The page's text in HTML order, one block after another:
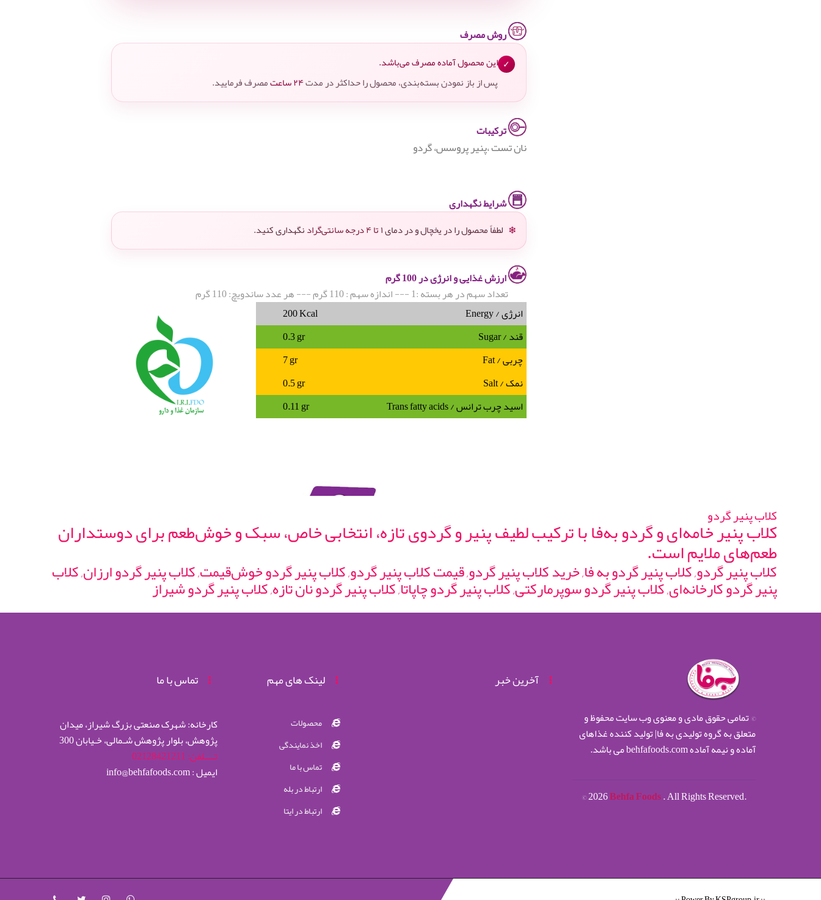
روش مصرف
✓ این محصول آماده مصرف می‌باشد.
پس از باز نمودن بسته‌بندی، محصول را حداکثر در مدت۲۴ ساعت مصرف فرمایید.
ترکیبات
نان تست ،پنیر پروسس، گردو
شرایط نگهداری
❄ لطفاً محصول را در یخچال و در دمای۱ تا ۴ درجه سانتی‌گراد نگهداری کنید.
ارزش غذایی و انرژی در 100 گرم
تعداد سهم در هر بسته :1 --- اندازه سهم : 110 گرم --- هر عدد ساندویچ: 110 گرم
انرژی / Energy
200 Kcal
قند / Sugar
0.3 gr
چربی / Fat
7 gr
نمک / Salt
0.5 gr
اسید چرب ترانس / Trans fatty acids
0.11 gr
کلاب پنیر گردو
کلاب پنیر خامه‌ای و گردو به‌فا با ترکیب لطیف پنیر و گردوی تازه، انتخابی خاص، سبک و خوش‌طعم برای دوستداران
طعم‌های ملایم است.
کلاب پنیر گردو, کلاب پنیر گردو به فا, خرید کلاب پنیر گردو, قیمت کلاب پنیر گردو, کلاب پنیر گردو خوش‌قیمت, کلاب پنیر گردو ارزان, کلاب
پنیر گردو کارخانه‌ای, کلاب پنیر گردو سوپرمارکتی, کلاب پنیر گردو چاپاتا, کلاب پنیر گردو نان تازه, کلاب پنیر گردو شیراز
© تمامی حقوق مادی و معنوی وب سایت محفوظ و
متعلق به گروه تولیدی به فا| تولید کننده غذاهای
آماده و نیمه آماده behfafoods.com می باشد.
©2026Behfa Foods. All Rights Reserved.
آخرین خبر لینک های مهم
محصولات
اخذ نمایندگی
تماس با ما
ارتباط در بله
ارتباط در ایتا
تماس با ما
کارخانه: شهرک صنعتی بزرگ شیراز، میدان
پژوهش، بلوار پژوهش شـمالی، خـیابان 300
تــــلفن: 02128421211
ایمیل : info@behfafoods.com